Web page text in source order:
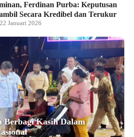
Ferdinan Purba: Keputusan
Secara Kredibel dan Terukur
Januari 2026
Berbagi Kasih Dalam